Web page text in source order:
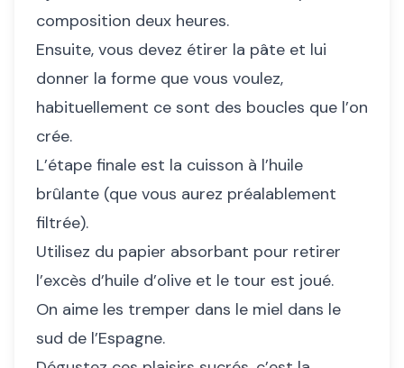
composition deux heures.
Ensuite, vous devez étirer la pâte et lui
donner la forme que vous voulez,
habituellement ce sont des boucles que l’on
crée.
L’étape finale est la cuisson à l’huile
brûlante (que vous aurez préalablement
filtrée).
Utilisez du papier absorbant pour retirer
l’excès d’huile d’olive et le tour est joué.
On aime les tremper dans le miel dans le
sud de l’Espagne.